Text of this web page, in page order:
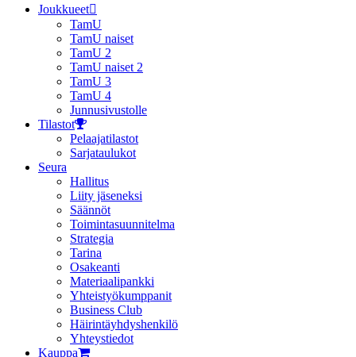
Joukkueet
TamU
TamU naiset
TamU 2
TamU naiset 2
TamU 3
TamU 4
Junnusivustolle
Tilastot
Pelaajatilastot
Sarjataulukot
Seura
Hallitus
Liity jäseneksi
Säännöt
Toimintasuunnitelma
Strategia
Tarina
Osakeanti
Materiaalipankki
Yhteistyö­kumppanit
Business Club
Häirintä­yhdyshenkilö
Yhteystiedot
Kauppa